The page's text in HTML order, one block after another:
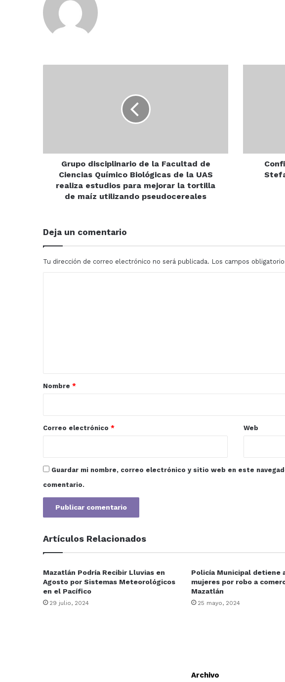
Biológicas
la
tortilla
Grupo disciplinario de la Facultad de
Ciencias Químico Biológicas de la UAS
realiza estudios para mejorar la tortilla
de maíz utilizando pseudocereales
sufrió
accidente
Deja un comentario
Tu dirección de correo electrónico no será publicada. Los campos
r
*
Nombre *
Correo electrónico * Web
Guardar mi nombre, correo electrónico y sitio web en este
comentario.
Artículos Relacionados
Mazatlán Podría Recibir Lluvias en
Agosto por Sistemas Meteorológicos
en el Pacífico
29 julio, 2024
Policía Municipal detiene
mujeres por robo a
Mazatlán
25 mayo, 2024
Archivo